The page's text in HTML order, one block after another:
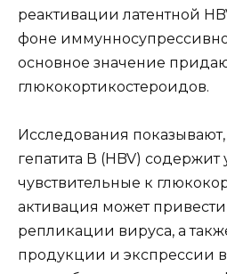
реактивации латентной
фоне
основное значение
глюкокортикостероидов.
Исследования
гепатита В (HBV) содержит
чувствительные к
активация может
репликации вируса, а
продукции и экспрессии